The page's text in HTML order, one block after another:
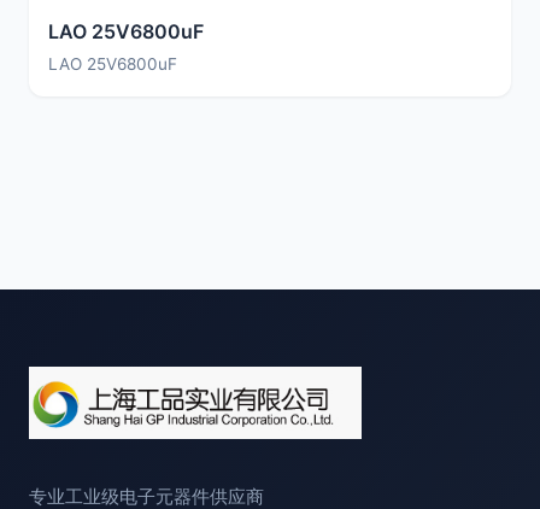
LAO 25V6800uF
LAO 25V6800uF
专业工业级电子元器件供应商